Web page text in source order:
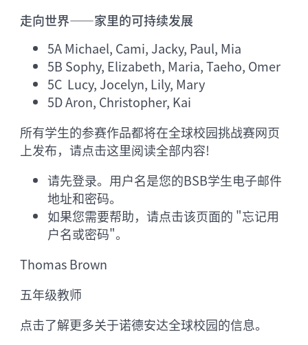
走向世界——家里的可持续发展
5A Michael, Cami, Jacky, Paul, Mia
5B Sophy, Elizabeth, Maria, Taeho, Omer
5C Lucy, Jocelyn, Lily, Mary
5D Aron, Christopher, Kai
所有学生的参赛作品都将在全球校园挑战赛网页
上发布，请点击这里阅读全部内容!
请先登录。用户名是您的BSB学生电子邮件
地址和密码。
如果您需要帮助，请点击该页面的 "忘记用
户名或密码"。
Thomas Brown
五年级教师
点击了解更多关于诺德安达全球校园的信息。